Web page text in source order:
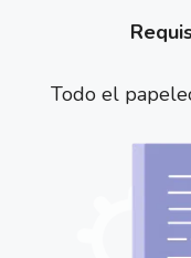
Todo el